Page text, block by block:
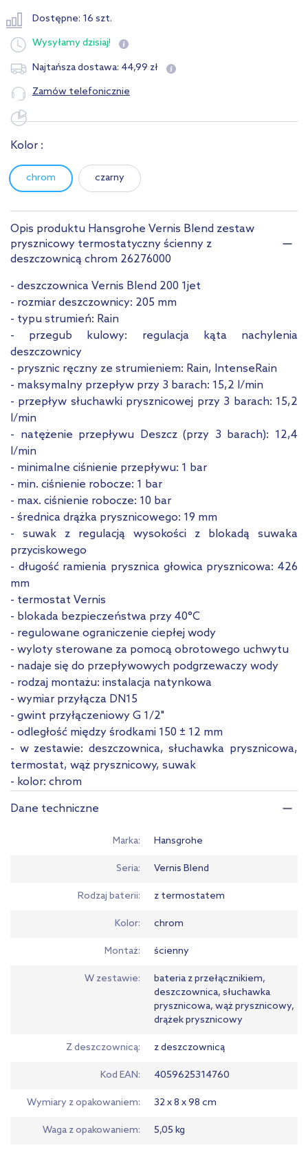
Dostępne: 16 szt.
Wysyłamydzisiaj!
Najtańsza dostawa: 44,99 zł
Zamów telefonicznie
Kolor :
chrom czarny
Opis produktu Hansgrohe Vernis Blend zestaw
prysznicowy termostatyczny ścienny z
deszczownicą chrom 26276000
- deszczownica Vernis Blend 200 1jet
- rozmiar deszczownicy: 205 mm
- typu strumień: Rain
- przegub kulowy: regulacja kąta nachylenia
deszczownicy
- prysznic ręczny ze strumieniem: Rain, IntenseRain
- maksymalny przepływ przy 3 barach: 15,2 l/min
- przepływ słuchawki prysznicowej przy 3 barach: 15,2
l/min
- natężenie przepływu Deszcz (przy 3 barach): 12,4
l/min
- minimalne ciśnienie przepływu: 1 bar
- min. ciśnienie robocze: 1 bar
- max. ciśnienie robocze: 10 bar
- średnica drążka prysznicowego: 19 mm
- suwak z regulacją wysokości z blokadą suwaka
przyciskowego
- długość ramienia prysznica głowica prysznicowa: 426
mm
- termostat Vernis
- blokada bezpieczeństwa przy 40°C
- regulowane ograniczenie ciepłej wody
- wyloty sterowane za pomocą obrotowego uchwytu
- nadaje się do przepływowych podgrzewaczy wody
- rodzaj montażu: instalacja natynkowa
- wymiar przyłącza DN15
- gwint przyłączeniowy G 1/2"
- odległość między środkami 150 ± 12 mm
- w zestawie: deszczownica, słuchawka prysznicowa,
termostat, wąż prysznicowy, suwak
- kolor: chrom
Dane techniczne
Marka Hansgrohe
Seria Vernis Blend
Rodzaj baterii z termostatem
Kolor chrom
Montaż ścienny
W zestawie
bateria z przełącznikiem,
deszczownica, słuchawka
prysznicowa, wąż prysznicowy,
drążek prysznicowy
Z deszczownicą z deszczownicą
Kod EAN 4059625314760
Wymiary z opakowaniem 32 x 8 x 98 cm
Waga z opakowaniem 5,05 kg